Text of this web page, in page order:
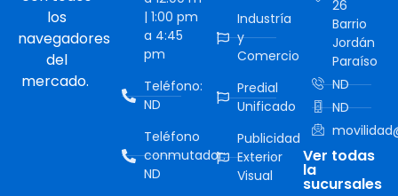
los
navegadores
del
mercado.
| 1:00 pm
a 4:45
pm
Teléfono:
ND
Teléfono
conmutador:
ND
Industría
y
Comercio
Predial
Unificado
Publicidad
Exterior
Visual
26
Barrio
Jordán
Paraíso
ND
ND
Ver todas
la
sucursales